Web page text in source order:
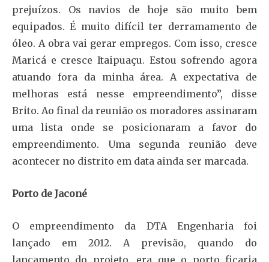
prejuízos. Os navios de hoje são muito bem
equipados. É muito difícil ter derramamento de
óleo. A obra vai gerar empregos. Com isso, cresce
Maricá e cresce Itaipuaçu. Estou sofrendo agora
atuando fora da minha área. A expectativa de
melhoras está nesse empreendimento”, disse
Brito. Ao final da reunião os moradores assinaram
uma lista onde se posicionaram a favor do
empreendimento. Uma segunda reunião deve
acontecer no distrito em data ainda ser marcada.
Porto de Jaconé
O empreendimento da DTA Engenharia foi
lançado em 2012. A previsão, quando do